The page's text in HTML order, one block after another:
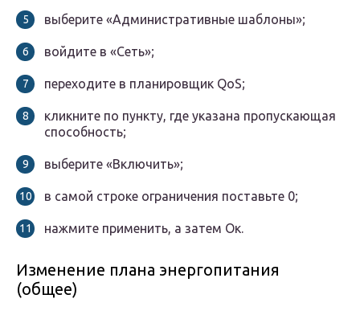
выберите «Административные шаблоны»;
войдите в «Сеть»;
переходите в планировщик QoS;
кликните по пункту, где указана пропускающая
способность;
выберите «Включить»;
в самой строке ограничения поставьте 0;
нажмите применить, а затем Ок.
Изменение плана энергопитания
(общее)